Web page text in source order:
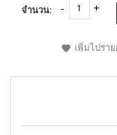
จำนวน:
เพิ่มไปรา